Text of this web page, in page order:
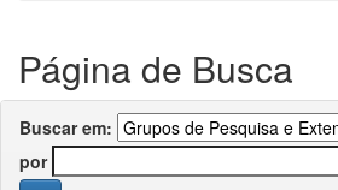
Página de Busca
Buscar em:
por